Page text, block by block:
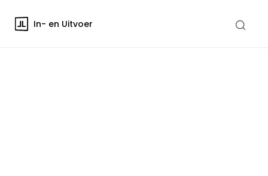
In- en Uitvoer